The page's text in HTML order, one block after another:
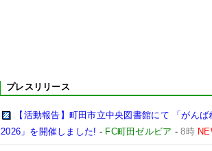
プレスリリース
【活動報告】町田市立中央図書館にて 「がん
2026」を開催しました! - FC町田ゼルビア -8時